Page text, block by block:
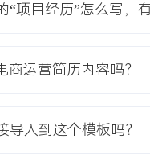
容平均互动率达到XXX%
经验成为后续团队参考案例
“项目经历”怎么写，
运营简历内容吗？
入到这个模板吗？